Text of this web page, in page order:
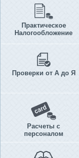
Практическое
Налогообложение
Проверки от А до Я
Расчеты с
персоналом